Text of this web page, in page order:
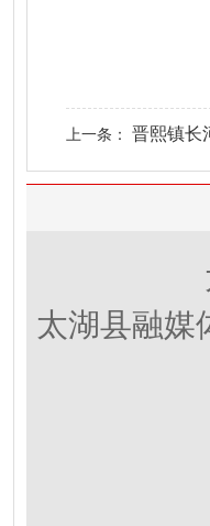
上一条： 晋熙镇长
太湖县融媒